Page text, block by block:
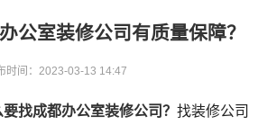
公室装修公司有质量保障？
时间：2023-03-13 14:47
找成都办公室装修公司？ 找装修公司